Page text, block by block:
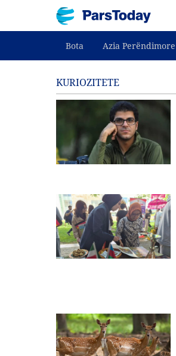
Bota Azia Perëndimore
KURIOZITETE